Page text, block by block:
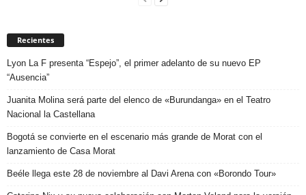
Recientes
Lyon La F presenta “Espejo”, el primer adelanto de su nuevo EP
“Ausencia”
Juanita Molina será parte del elenco de «Burundanga» en el Teatro
Nacional la Castellana
Bogotá se convierte en el escenario más grande de Morat con el
lanzamiento de Casa Morat
Beéle llega este 28 de noviembre al Davi Arena con «Borondo Tour»